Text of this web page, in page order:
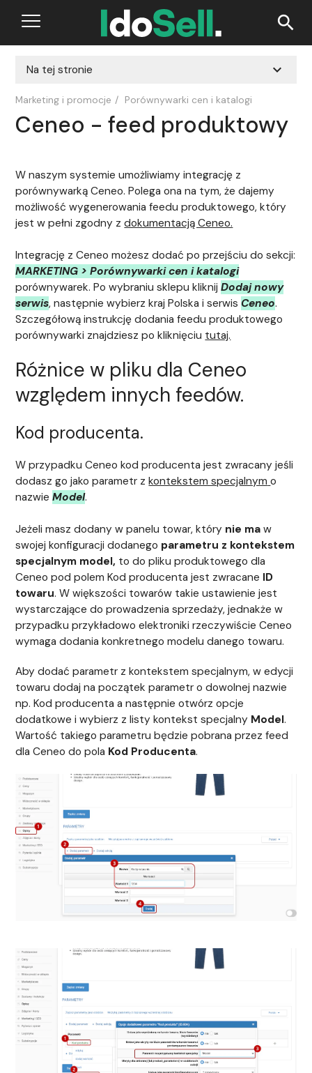
search
Na tej stronie expand_more
Marketing i promocje / Porównywarki cen i katalogi
Ceneo - feed produktowy
W naszym systemie umożliwiamy integrację z
porównywarką Ceneo. Polega ona na tym, że dajemy
możliwość wygenerowania feedu produktowego, który
jest w pełni zgodny zdokumentacją Ceneo.
Integrację z Ceneo możesz dodać po przejściu do sekcji:
MARKETING > Porównywarki cen i katalogi
porównywarek. Po wybraniu sklepu kliknijDodaj nowy
serwis, następnie wybierz kraj Polska i serwis Ceneo.
Szczegółową instrukcję dodania feedu produktowego
porównywarki znajdziesz po kliknięciu tutaj.
Różnice w pliku dla Ceneo
względem innych feedów.
Kod producenta.
W przypadku Ceneo kod producenta jest zwracany jeśli
dodasz go jako parametr zkontekstem specjalnym o
nazwieModel.
Jeżeli masz dodany w panelu towar, który nie ma w
swojej konfiguracji dodanego parametru z kontekstem
specjalnym model, to do pliku produktowego dla
Ceneo pod polem Kod producenta jest zwracane ID
towaru. W większości towarów takie ustawienie jest
wystarczające do prowadzenia sprzedaży, jednakże w
przypadku przykładowo elektroniki rzeczywiście Ceneo
wymaga dodania konkretnego modelu danego towaru.
Aby dodać parametr z kontekstem specjalnym, w edycji
towaru dodaj na początek parametr o dowolnej nazwie
np. Kod producenta a następnie otwórz opcje
dodatkowe i wybierz z listy kontekst specjalny Model.
Wartość takiego parametru będzie pobrana przez feed
dla Ceneo do pola Kod Producenta.